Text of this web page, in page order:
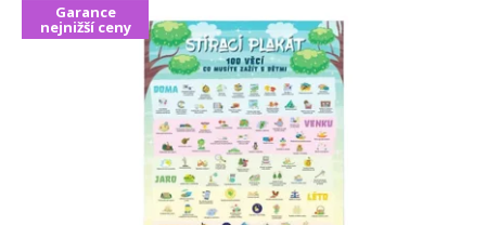
Garance
nejnižší ceny